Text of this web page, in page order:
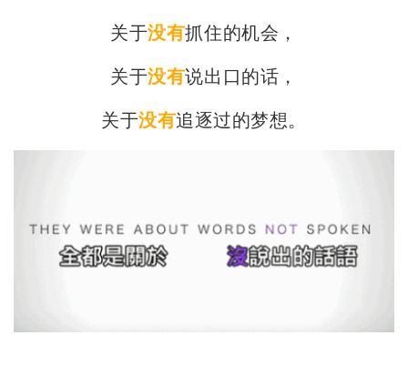
关于没有抓住的机会，
关于没有说出口的话，
关于没有追逐过的梦想。